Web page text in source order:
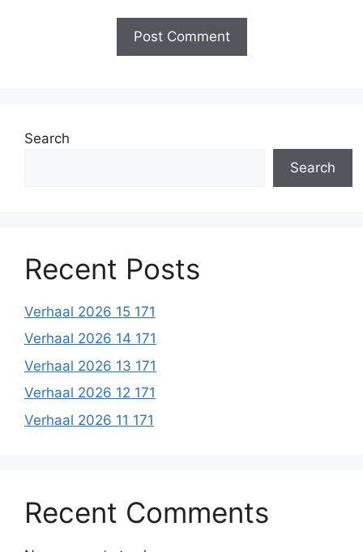
Search
Search
Recent Posts
Verhaal 2026 15 171
Verhaal 2026 14 171
Verhaal 2026 13 171
Verhaal 2026 12 171
Verhaal 2026 11 171
Recent Comments